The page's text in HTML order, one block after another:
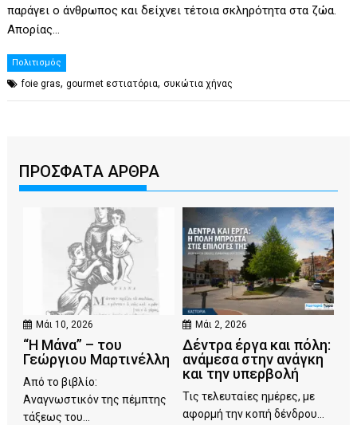
παράγει ο άνθρωπος και δείχνει τέτοια σκληρότητα στα ζώα.
Απορίας…
Πολιτισμός
foie gras,gourmet εστιατόρια,συκώτια χήνας
ΠΡΟΣΦΑΤΑ ΑΡΘΡΑ
Μάι 10, 2026
“Η Μάνα” – του
Γεώργιου Μαρτινέλλη
Από το βιβλίο:
Αναγνωστικόν της πέμπτης
τάξεως του...
Μάι 2, 2026
Δέντρα έργα και πόλη:
ανάμεσα στην ανάγκη
και την υπερβολή
Τις τελευταίες ημέρες, με
αφορμή την κοπή δένδρου...